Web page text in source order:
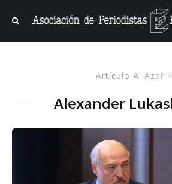
Artículo Al Azar
Alexander